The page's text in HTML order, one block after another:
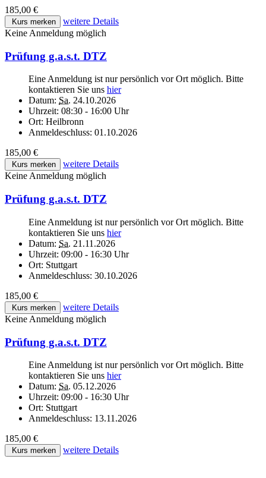
185,00 €
Kurs merken
weitere Details
Keine Anmeldung möglich
Prüfung g.a.s.t. DTZ
Eine Anmeldung ist nur persönlich vor Ort möglich. Bitte
kontaktieren Sie uns hier
Datum: Sa. 24.10.2026
Uhrzeit: 08:30 - 16:00 Uhr
Ort: Heilbronn
Anmeldeschluss: 01.10.2026
185,00 €
Kurs merken
weitere Details
Keine Anmeldung möglich
Prüfung g.a.s.t. DTZ
Eine Anmeldung ist nur persönlich vor Ort möglich. Bitte
kontaktieren Sie uns hier
Datum: Sa. 21.11.2026
Uhrzeit: 09:00 - 16:30 Uhr
Ort: Stuttgart
Anmeldeschluss: 30.10.2026
185,00 €
Kurs merken
weitere Details
Keine Anmeldung möglich
Prüfung g.a.s.t. DTZ
Eine Anmeldung ist nur persönlich vor Ort möglich. Bitte
kontaktieren Sie uns hier
Datum: Sa. 05.12.2026
Uhrzeit: 09:00 - 16:30 Uhr
Ort: Stuttgart
Anmeldeschluss: 13.11.2026
185,00 €
Kurs merken weitere Details